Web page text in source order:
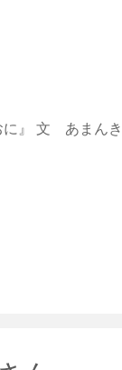
に』 文 あま